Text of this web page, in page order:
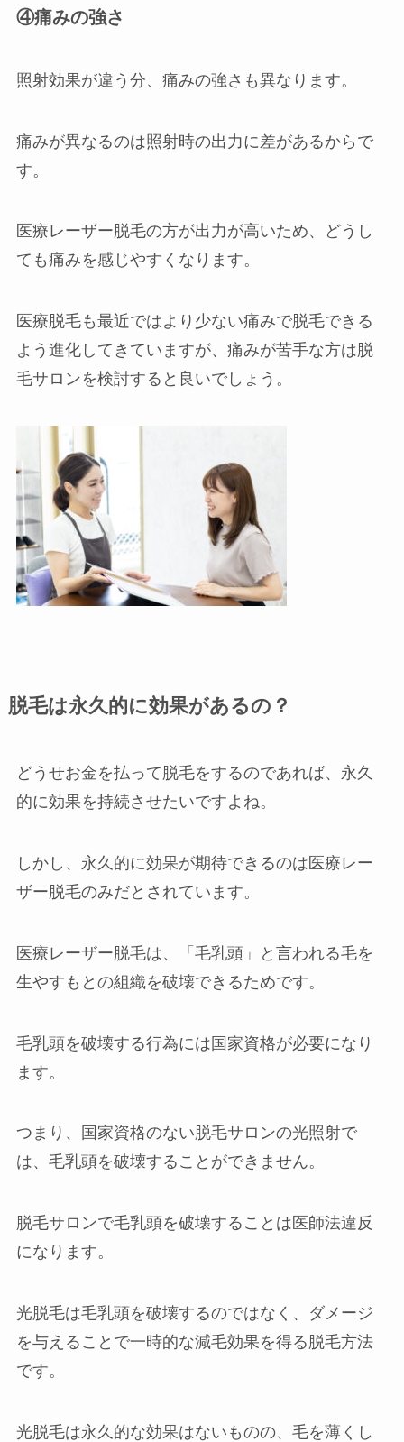
④痛みの強さ
照射効果が違う分、痛みの強さも異なります。
痛みが異なるのは照射時の出力に差があるからで
す。
医療レーザー脱毛の方が出力が高いため、どうし
ても痛みを感じやすくなります。
医療脱毛も最近ではより少ない痛みで脱毛できる
よう進化してきていますが、痛みが苦手な方は脱
毛サロンを検討すると良いでしょう。
脱毛は永久的に効果があるの？
どうせお金を払って脱毛をするのであれば、永久
的に効果を持続させたいですよね。
しかし、永久的に効果が期待できるのは医療レー
ザー脱毛のみだとされています。
医療レーザー脱毛は、「毛乳頭」と言われる毛を
生やすもとの組織を破壊できるためです。
毛乳頭を破壊する行為には国家資格が必要になり
ます。
つまり、国家資格のない脱毛サロンの光照射で
は、毛乳頭を破壊することができません。
脱毛サロンで毛乳頭を破壊することは医師法違反
になります。
光脱毛は毛乳頭を破壊するのではなく、ダメージ
を与えることで一時的な減毛効果を得る脱毛方法
です。
光脱毛は永久的な効果はないものの、毛を薄くし